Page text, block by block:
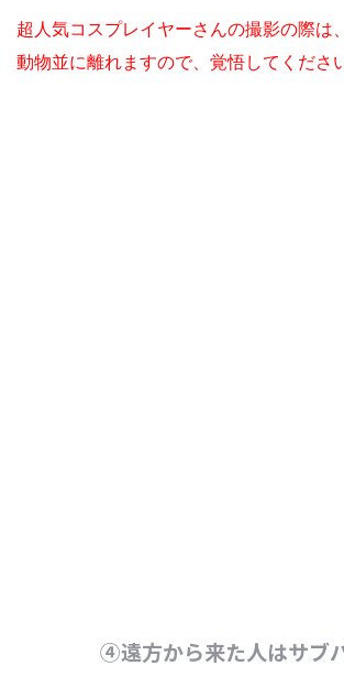
超人気コスプレイヤーさんの撮影の際は
動物並に離れますので、覚悟してくださ
④遠方から来た人はサブ